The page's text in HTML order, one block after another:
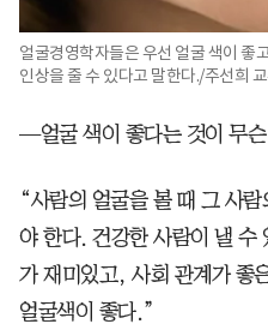
얼굴경영학자들은 우선 얼굴 색이 좋
인상을 줄 수 있다고 말한다./주선희
—얼굴 색이 좋다는 것이 무슨
“사람의 얼굴을 볼 때 그 사
야 한다. 건강한 사람이 낼 수
가 재미있고, 사회 관계가 좋
얼굴색이 좋다.”